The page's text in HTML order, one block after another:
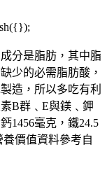
分是脂肪，其中脂
少的必需脂肪酸，
造，所以多吃有利
B群﹑E與鎂﹑鉀
1456毫克，鐵24.5
價值資料參考自